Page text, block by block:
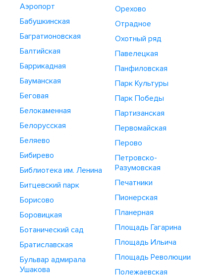
Аэропорт
Бабушкинская
Багратионовская
Балтийская
Баррикадная
Бауманская
Беговая
Белокаменная
Белорусская
Беляево
Бибирево
Библиотека им. Ленина
Битцевский парк
Борисово
Боровицкая
Ботанический сад
Братиславская
Бульвар адмирала
Ушакова
Орехово
Отрадное
Охотный ряд
Павелецкая
Панфиловская
Парк Культуры
Парк Победы
Партизанская
Первомайская
Перово
Петровско-
Разумовская
Печатники
Пионерская
Планерная
Площадь Гагарина
Площадь Ильича
Площадь Революции
Полежаевская